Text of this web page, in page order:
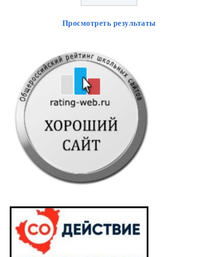
Просмотреть результаты